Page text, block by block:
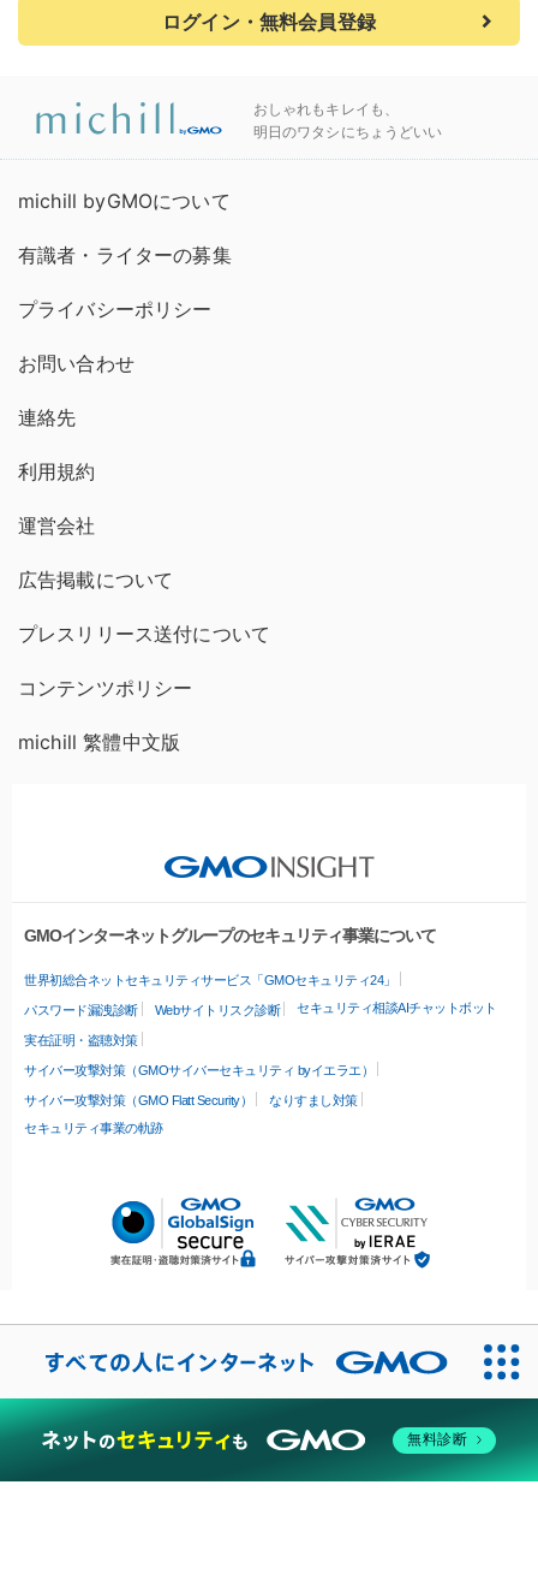
ログイン・無料会員登録
おしゃれもキレイも、
明日のワタシにちょうどいい
michill byGMOについて
有識者・ライターの募集
プライバシーポリシー
お問い合わせ
連絡先
利用規約
運営会社
広告掲載について
プレスリリース送付について
コンテンツポリシー
michill 繁體中文版
GMOインターネットグループのセキュリティ事業について
世界初総合ネットセキュリティサービス「GMOセキュリティ24」
パスワード漏洩診断 Webサイトリスク診断 セキュリティ相談AIチャットボット
実在証明・盗聴対策
サイバー攻撃対策（GMOサイバーセキュリティ byイエラエ）
サイバー攻撃対策（GMO Flatt Security）
なりすまし対策
セキュリティ事業の軌跡
無料診断